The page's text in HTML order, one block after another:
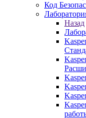
Код
Назад